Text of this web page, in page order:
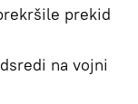
prekid
na vojni